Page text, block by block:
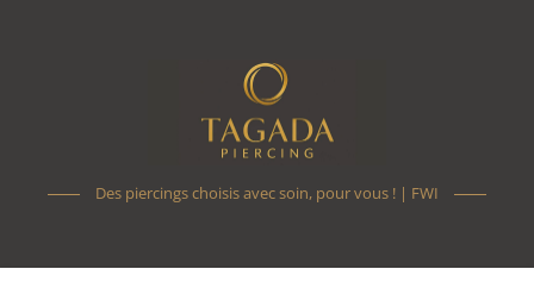
Des piercings choisis avec soin, pour vous ! | FWI